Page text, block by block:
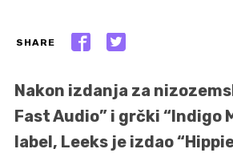
SHARE
Nakon izdanja za
Fast Audio” i grčki “Indigo
label, Leeks je izdao